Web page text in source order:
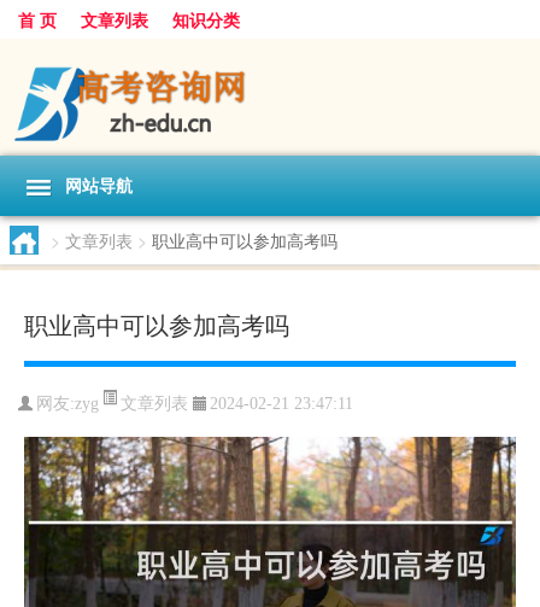
首 页 文章列表 知识分类
网站导航
> 文章列表 > 职业高中可以参加高考吗
职业高中可以参加高考吗
网友:zyg 文章列表 2024-02-21 23:47:11